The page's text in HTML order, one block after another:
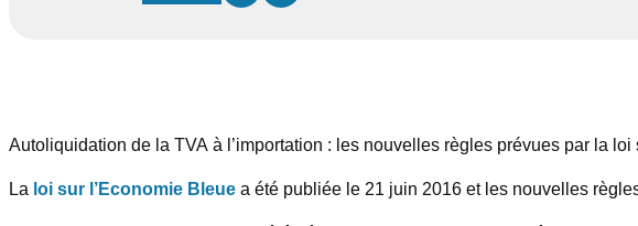
Autoliquidation de la TVA à l’importation : les nouvelles règles prévues par la
La loi sur l’Economie Bleuea été publiée le 21 juin 2016 et les nouvelles